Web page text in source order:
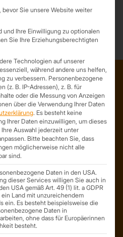
Sie unsere Website weiter
und Ihre Einwilligung zu optionalen
Sie Ihre Erziehungsberechtigten
Technologien auf unserer
während andere uns helfen,
zu verbessern. Personenbezogene
(z. B. IP-Adressen), z. B. für
oder die Messung von Anzeigen
über die Verwendung Ihrer Daten
. Es besteht keine
Ihrer Daten einzuwilligen, um dieses
Auswahl jederzeit unter
Bitte beachten Sie, dass
möglicherweise nicht alle
sind.
Daten in den USA.
dieser Services willigen Sie auch in
USA gemäß Art. 49 (1) lit. a GDPR
Land mit unzureichendem
ein. Es besteht beispielsweise die
Daten in
ohne dass für Europäerinnen
besteht.